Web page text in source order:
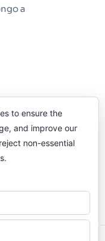
a
teléfono, que
to ensure the
and improve our
non-essential